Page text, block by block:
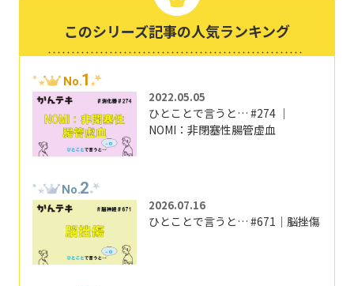
このシリーズ記事の人気ランキング
No.1
2022.05.05
ひとことで言うと… #274 ｜
NOMI：非閉塞性腸管虚血
No.2
2026.07.16
ひとことで言うと… #671｜脳挫傷